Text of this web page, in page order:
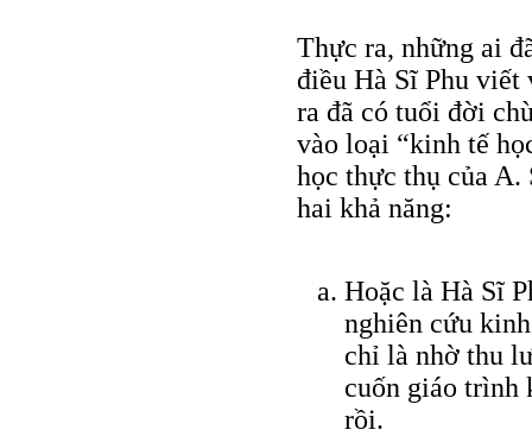
Thực ra, những ai
điều Hà Sĩ Phu viết
ra đã có tuổi đời
vào loại “kinh tế
học thực thụ của
hai khả năng:
Hoặc là Hà Sĩ
nghiên cứu
chỉ là nhờ thu
cuốn giáo trình
rồi.